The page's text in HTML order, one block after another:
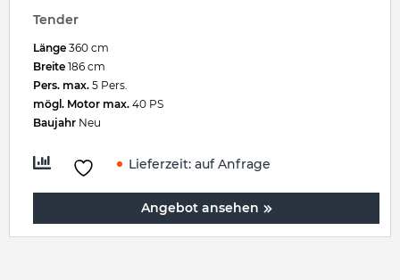
Tender
Länge 360 cm
Breite 186 cm
Pers. max. 5 Pers.
mögl. Motor max. 40 PS
Baujahr Neu
Lieferzeit: auf Anfrage
Angebot ansehen